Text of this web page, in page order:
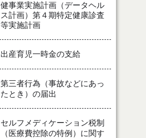
健事業実施計画（データヘル
ス計画）第４期特定健康診査
等実施計画
出産育児一時金の支給
第三者行為（事故などにあっ
たとき）の届出
セルフメディケーション税制
（医療費控除の特例）に関す